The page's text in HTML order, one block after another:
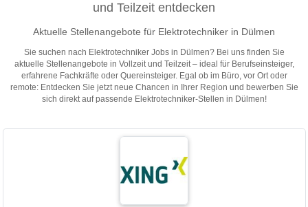
und Teilzeit entdecken
Aktuelle Stellenangebote für Elektrotechniker in Dülmen
Sie suchen nach Elektrotechniker Jobs in Dülmen? Bei uns finden Sie
aktuelle Stellenangebote in Vollzeit und Teilzeit – ideal für Berufseinsteiger,
erfahrene Fachkräfte oder Quereinsteiger. Egal ob im Büro, vor Ort oder
remote: Entdecken Sie jetzt neue Chancen in Ihrer Region und bewerben Sie
sich direkt auf passende Elektrotechniker-Stellen in Dülmen!